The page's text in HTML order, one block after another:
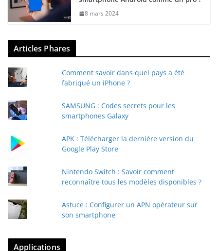
8 mars 2024
Articles Phares
Comment savoir dans quel pays a été
fabriqué un iPhone ?
SAMSUNG : Codes secrets pour les
smartphones Galaxy
APK : Télécharger la dernière version du
Google Play Store
Nintendo Switch : Savoir comment
reconnaître tous les modèles disponibles ?
Astuce : Configurer un APN opérateur sur
son smartphone
Applications